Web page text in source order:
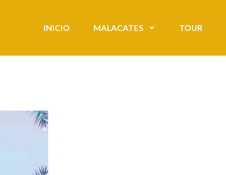
INICIO MALACATES TOUR